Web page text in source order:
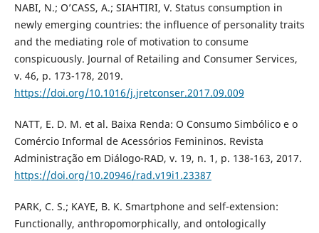
NABI, N.; O’CASS, A.; SIAHTIRI, V. Status consumption in
newly emerging countries: the influence of personality traits
and the mediating role of motivation to consume
conspicuously. Journal of Retailing and Consumer Services,
v. 46, p. 173-178, 2019.
https://doi.org/10.1016/j.jretconser.2017.09.009
NATT, E. D. M. et al. Baixa Renda: O Consumo Simbólico e o
Comércio Informal de Acessórios Femininos. Revista
Administração em Diálogo-RAD, v. 19, n. 1, p. 138-163, 2017.
https://doi.org/10.20946/rad.v19i1.23387
PARK, C. S.; KAYE, B. K. Smartphone and self-extension:
Functionally, anthropomorphically, and ontologically